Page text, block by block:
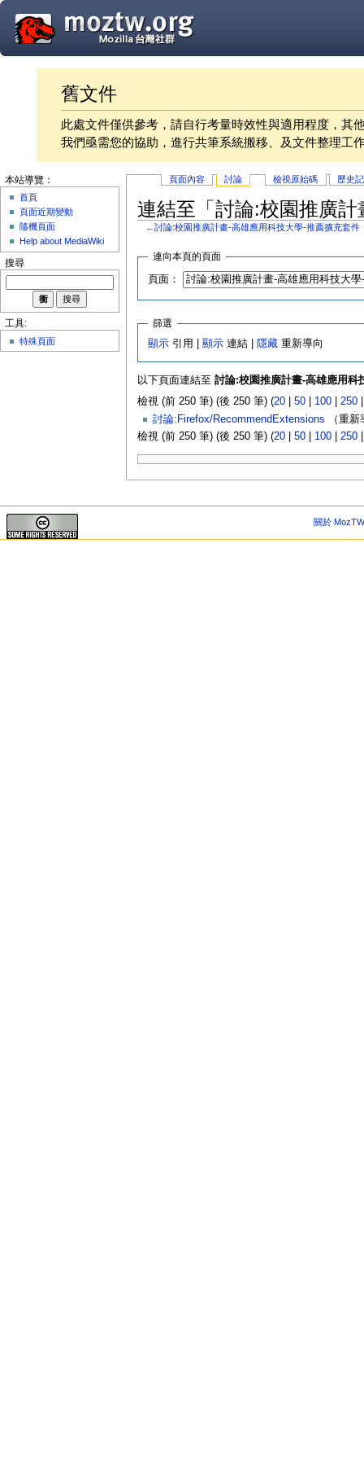
舊文件
此處文件僅供參考，請自行考量時效性與適用程度，其
我們亟需您的協助，進行共筆系統搬移、及文件整理工
頁面內容 討論 檢視原始碼 歷史
連結至「討論:校園推廣
←討論:校園推廣計畫-高雄應用科技大學-推薦擴充套件
連向本頁的頁面
頁面：
篩選
顯示 引用 |顯示 連結 | 隱藏 重新導向
以下頁面連結至 討論:校園推廣計畫-高雄應用科
檢視 (前 250 筆) (後 250 筆) (20| 50| 100| 250
討論:Firefox/RecommendExtensions （重
檢視 (前 250 筆) (後 250 筆) (20| 50| 100| 250
本站導覽：
首頁
頁面近期變動
隨機頁面
Help about MediaWiki
搜尋
工具:
特殊頁面
關於